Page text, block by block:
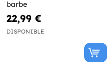
barbe
22,99 €
DISPONIBLE